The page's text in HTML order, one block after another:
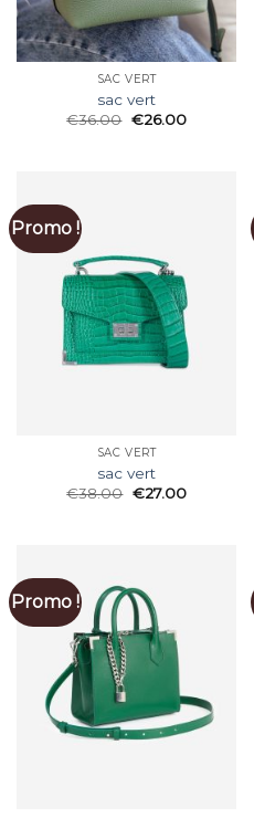
SAC VERT
sac vert
€36.00 €26.00
Promo !
SAC VERT
sac vert
€38.00 €27.00
Promo !